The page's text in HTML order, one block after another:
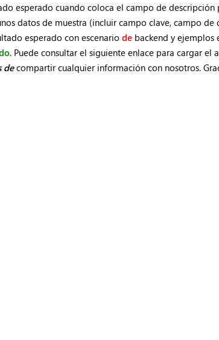
esperado cuando coloca el campo de descripción
datos de muestra (incluir campo clave, campo de
esperado con escenario de backend y ejemplos
. Puede consultar el siguiente enlace para cargar el
decompartir cualquier información con nosotros.